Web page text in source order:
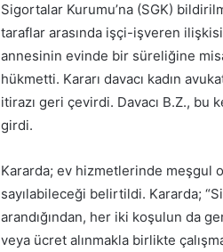
Sigortalar Kurumu’na (SGK)
taraflar arasında işçi-işveren ilişkisi
annesinin evinde bir süreliğine
hükmetti. Kararı davacı kadın
itirazı geri çevirdi. Davacı B.Z., bu
girdi.
Kararda; ev hizmetlerinde meşgul
sayılabileceği belirtildi. Kararda;
arandığından, her iki koşulun da
veya ücret alınmakla birlikte